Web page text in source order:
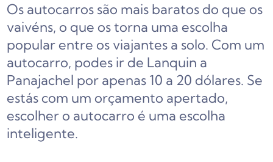
Os autocarros são mais baratos do que os
vaivéns, o que os torna uma escolha
popular entre os viajantes a solo. Com um
autocarro, podes ir de Lanquin a
Panajachel por apenas 10 a 20 dólares. Se
estás com um orçamento apertado,
escolher o autocarro é uma escolha
inteligente.